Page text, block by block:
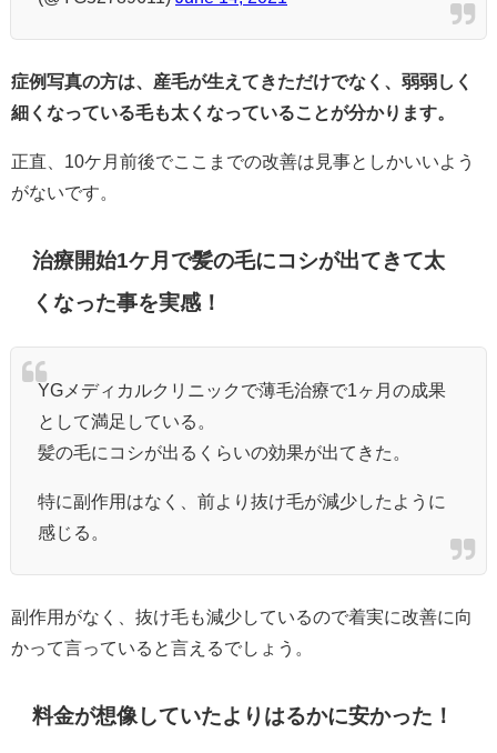
症例写真の方は、産毛が生えてきただけでなく、弱弱しく
細くなっている毛も太くなっていることが分かります。
正直、10ケ月前後でここまでの改善は見事としかいいよう
がないです。
治療開始1ケ月で髪の毛にコシが出てきて太
くなった事を実感！
YGメディカルクリニックで薄毛治療で1ヶ月の成果
として満足している。
髪の毛にコシが出るくらいの効果が出てきた。
特に副作用はなく、前より抜け毛が減少したように
感じる。
副作用がなく、抜け毛も減少しているので着実に改善に向
かって言っていると言えるでしょう。
料金が想像していたよりはるかに安かった！